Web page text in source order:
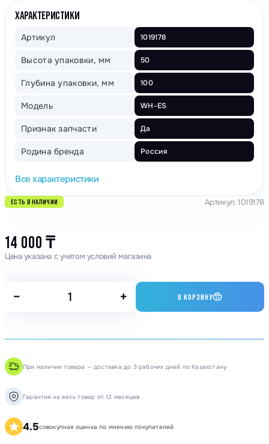
ХАРАКТЕРИСТИКИ
Артикул 1019178
Высота упаковки, мм 50
Глубина упаковки, мм 100
Модель WH-ES
Признак запчасти Да
Родина бренда Россия
Все характеристики
ЕСТЬ В НАЛИЧИИ Артикул: 1019178
14 000 ₸
Цена указана с учетом условий магазина
− + В КОРЗИНУ
При наличии товара — доставка до 3 рабочих дней по Казахстану
Гарантия на весь товар от 12 месяцев
4.5совокупная оценка по мнению покупателей